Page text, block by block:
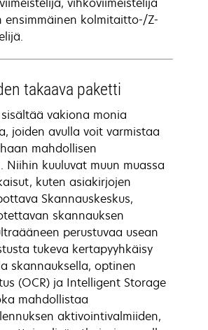
ensimmäinen kolmitaitto-/Z-
takaava paketti
vakiona monia
joiden avulla voit varmistaa
mahdollisen
Niihin kuuluvat muun muassa
kuten asiakirjojen
Skannauskeskus,
skannauksen
perustuvaa usean
tukeva kertapyyhkäisy
skannauksella, optinen
(OCR) ja Intelligent Storage
mahdollistaa
aktivointivalmiiden,